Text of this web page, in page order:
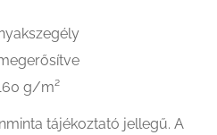
g/m²
tájékoztató jellegű. A